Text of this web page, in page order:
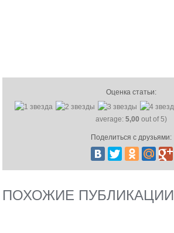
Оценка статьи:
average: 5,00 out of 5)
Поделиться с друзьями:
ПОХОЖИЕ ПУБЛИКАЦИИ